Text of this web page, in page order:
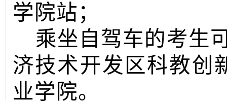
学院站；
乘坐自驾车的考生
济技术开发区科教创
业学院。